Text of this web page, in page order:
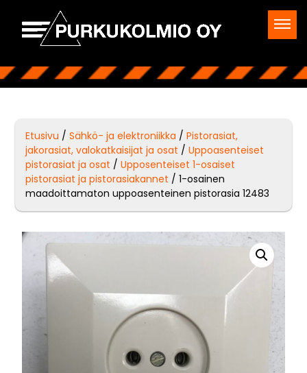
Etusivu /Sähkö- ja elektroniikka /Pistorasiat,
jakorasiat, valokatkaisijat ja osat /Uppoasenteiset
pistorasiat ja osat /Upposenteiset 1-osaiset
pistorasiat ja pistorasiakannet / 1-osainen
maadoittamaton uppoasenteinen pistorasia 12483